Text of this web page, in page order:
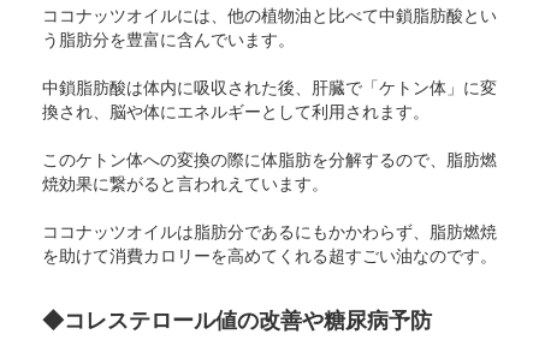
ココナッツオイルには、他の植物油と比べて中鎖脂肪酸とい
う脂肪分を豊富に含んでいます。
中鎖脂肪酸は体内に吸収された後、肝臓で「ケトン体」に変
換され、脳や体にエネルギーとして利用されます。
このケトン体への変換の際に体脂肪を分解するので、脂肪燃
焼効果に繋がると言われえています。
ココナッツオイルは脂肪分であるにもかかわらず、脂肪燃焼
を助けて消費カロリーを高めてくれる超すごい油なのです。
◆コレステロール値の改善や糖尿病予防